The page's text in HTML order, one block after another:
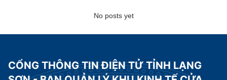
No posts yet
CỔNG THÔNG TIN ĐIỆN TỬ TỈNH LẠNG